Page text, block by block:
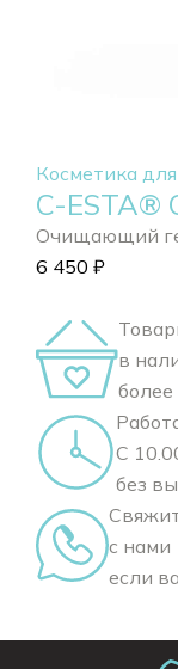
Косметика
C-ESTA®
Очищающий
6 450 ₽
в
С
без
с нами
если